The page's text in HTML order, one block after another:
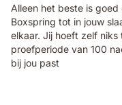
Alleen het beste is
Boxspring tot in jouw
elkaar. Jij hoeft zelf
proefperiode van 100
bij jou past